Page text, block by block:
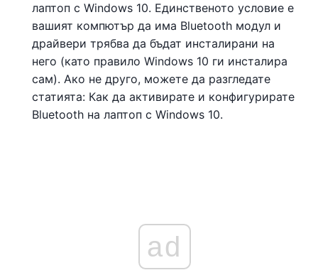
лаптоп с Windows 10. Единственото условие е
вашият компютър да има Bluetooth модул и
драйвери трябва да бъдат инсталирани на
него (като правило Windows 10 ги инсталира
сам). Ако не друго, можете да разгледате
статията: Как да активирате и конфигурирате
Bluetooth на лаптоп с Windows 10.
ad